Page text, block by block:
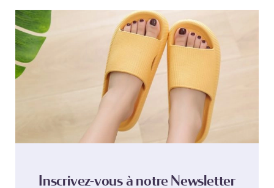
Inscrivez-vous à notre Newsletter